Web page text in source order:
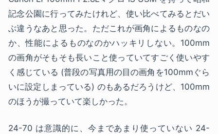
記念公園に行ってみたけれど、使い比べてみるとだい
ぶ違うなあと思った。ただこれが画角によるものなの
か、性能によるものなのかハッキリしない。100mm
の画角がそもそも長いこと使っていてすごく使いやす
く感じている (普段の写真用の目の画角を100mmぐら
いに設定しまっている) のもあるだろうけど、100mm
のほうが撮っていて楽しかった。
24-70 は意識的に、今まであまり使っていない 24-